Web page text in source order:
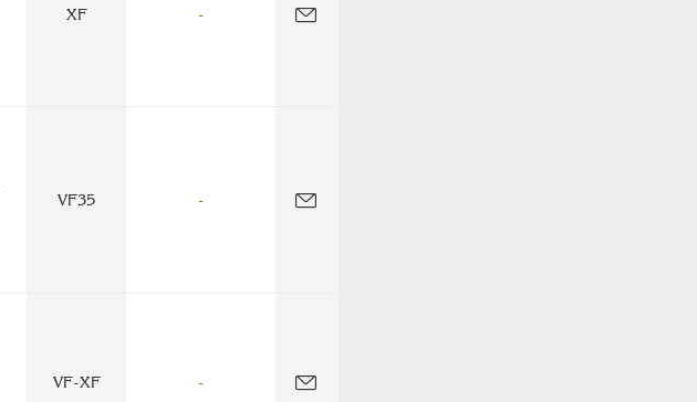
XF -
VF35 -
VF-XF -